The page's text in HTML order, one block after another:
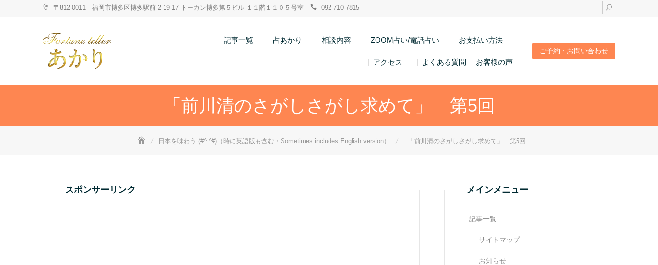
〒812-0011 福岡市博多区博多駅前 2-19-17 トーカン博多第５ビル １１階１１０５号室 092-710-7815
記事一覧 占あかり 相談内容 ZOOM占い/電話占い お支払い方法
アクセス よくある質問 お客様の声
ご予約・お問い合わせ
「前川清のさがしさがし求めて」 第5回
日本を味わう (#^.^#)（時に英語版も含む・Sometimes includes English version） 「前川清のさがしさがし求めて」 第5回
スポンサーリンク メインメニュー
記事一覧
サイトマップ
お知らせ